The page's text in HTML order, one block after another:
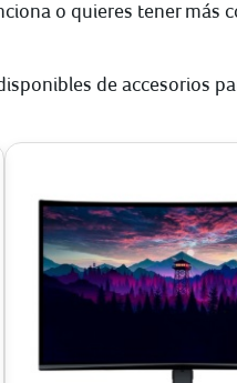
o quieres tener más
de accesorios